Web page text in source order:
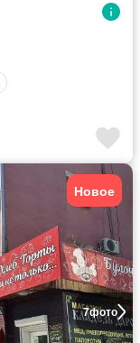
7фото
Новое